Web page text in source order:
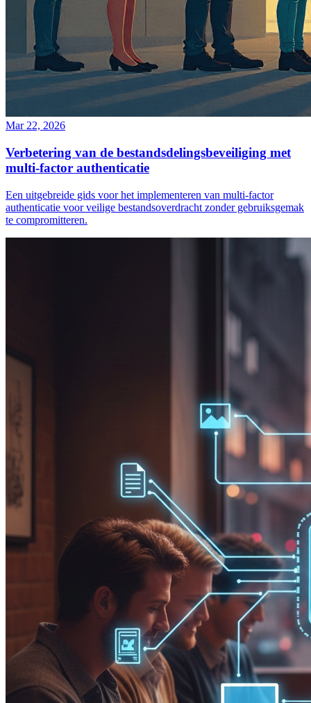
Mar 22, 2026
Verbetering van de bestandsdelingsbeveiliging met
multi-factor authenticatie
Een uitgebreide gids voor het implementeren van multi-factor
authenticatie voor veilige bestandsoverdracht zonder gebruiksgemak
te compromitteren.